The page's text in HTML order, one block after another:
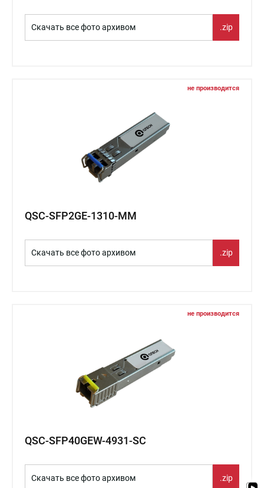
Скачать все фото архивом .zip
не производится
QSC-SFP2GE-1310-MM
Скачать все фото архивом .zip
не производится
QSC-SFP40GEW-4931-SC
Скачать все фото архивом .zip